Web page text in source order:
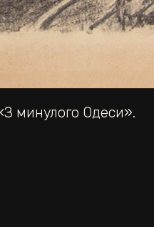
минулого Одеси».